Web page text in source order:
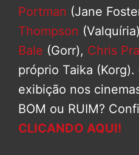
Portman (Jane
Thompson
Bale (Gorr), Chris
próprio Taika
exibição nos
BOM ou RUIM?
CLICANDO AQUI!